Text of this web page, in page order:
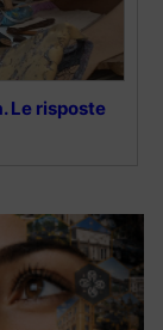
Le risposte